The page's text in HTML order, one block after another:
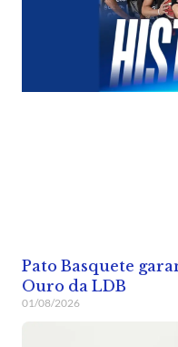
Pato Basquete
Ouro da LDB
01/08/2026